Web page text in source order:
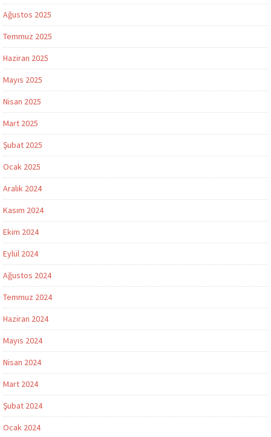
Ağustos 2025
Temmuz 2025
Haziran 2025
Mayıs 2025
Nisan 2025
Mart 2025
Şubat 2025
Ocak 2025
Aralık 2024
Kasım 2024
Ekim 2024
Eylül 2024
Ağustos 2024
Temmuz 2024
Haziran 2024
Mayıs 2024
Nisan 2024
Mart 2024
Şubat 2024
Ocak 2024